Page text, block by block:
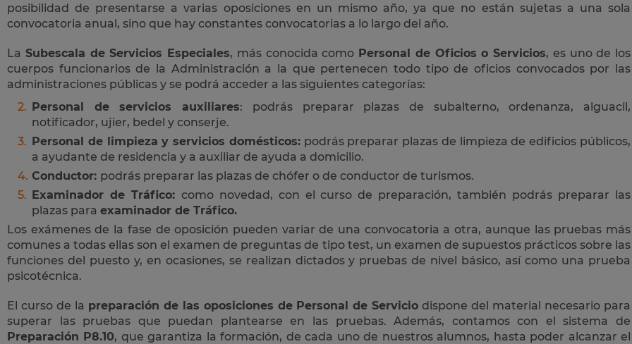
posibilidad de presentarse a varias oposiciones en un mismo año, ya que no están sujetas a una sola
convocatoria anual, sino que hay constantes convocatorias a lo largo del año.
La Subescala de Servicios Especiales, más conocida como Personal de Oficios o Servicios, es uno de los
cuerpos funcionarios de la Administración a la que pertenecen todo tipo de oficios convocados por las
administraciones públicas y se podrá acceder a las siguientes categorías:
Personal de servicios auxiliares: podrás preparar plazas de subalterno, ordenanza, alguacil,
notificador, ujier, bedel y conserje.
Personal de limpieza y servicios domésticos:podrás preparar plazas de limpieza de edificios públicos,
a ayudante de residencia y a auxiliar de ayuda a domicilio.
Conductor: podrás preparar las plazas de chófer o de conductor de turismos.
Examinador de Tráfico: como novedad, con el curso de preparación, también podrás preparar las
plazas para examinador de Tráfico.
Los exámenes de la fase de oposición pueden variar de una convocatoria a otra, aunque las pruebas más
comunes a todas ellas son el examen de preguntas de tipo test, un examen de supuestos prácticos sobre las
funciones del puesto y, en ocasiones, se realizan dictados y pruebas de nivel básico, así como una prueba
psicotécnica.
El curso de la preparación de las oposiciones de Personal de Servicio dispone del material necesario para
superar las pruebas que puedan plantearse en las pruebas. Además, contamos con el sistema de
Preparación P8.10, que garantiza la formación, de cada uno de nuestros alumnos, hasta poder alcanzar el